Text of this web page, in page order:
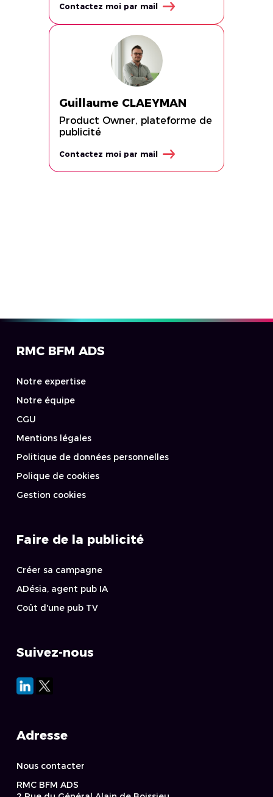
Contactez moi par mail
Guillaume CLAEYMAN
Product Owner, plateforme de
publicité
Contactez moi par mail
RMC BFM ADS
Notre expertise
Notre équipe
CGU
Mentions légales
Politique de données personnelles
Polique de cookies
Gestion cookies
Faire de la publicité
Créer sa campagne
ADésia, agent pub IA
Coût d'une pub TV
Suivez-nous
Adresse
Nous contacter
RMC BFM ADS